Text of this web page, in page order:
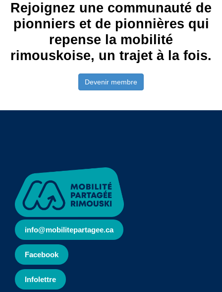
Rejoignez une communauté de
pionniers et de pionnières qui
repense la mobilité
rimouskoise, un trajet à la fois.
Devenir membre
info@mobilitepartagee.ca
Facebook
Infolettre